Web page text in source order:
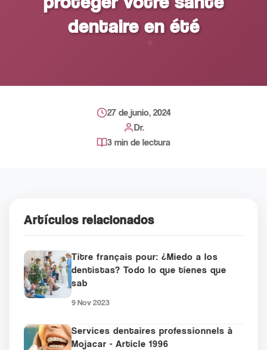
dentaire en été
27 de junio, 2024
Dr.
3 min de lectura
Artículos relacionados
Titre français pour: ¿Miedo a los
dentistas? Todo lo que tienes que
sab
9 Nov 2023
Services dentaires professionnels à
Mojacar - Article 1996